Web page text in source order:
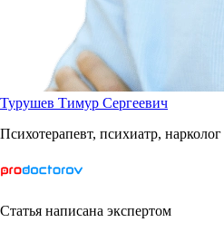
Турушев Тимур Сергеевич
Психотерапевт, психиатр, нарколог
Статья написана экспертом